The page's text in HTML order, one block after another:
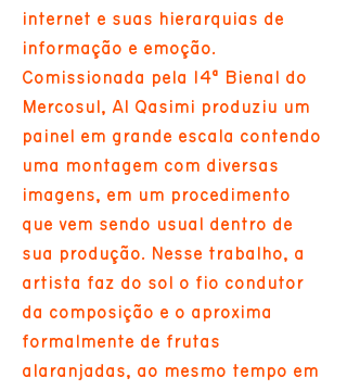
internet e suas hierarquias de
informação e emoção.
Comissionada pela 14ª Bienal do
Mercosul, Al Qasimi produziu um
painel em grande escala contendo
uma montagem com diversas
imagens, em um procedimento
que vem sendo usual dentro de
sua produção. Nesse trabalho, a
artista faz do sol o fio condutor
da composição e o aproxima
formalmente de frutas
alaranjadas, ao mesmo tempo em